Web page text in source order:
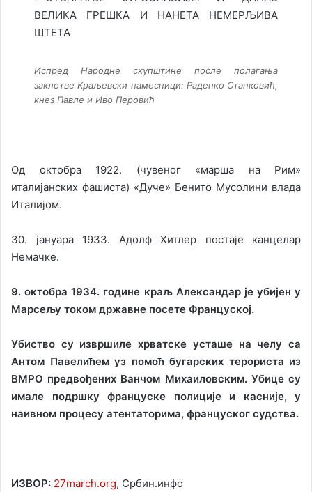
Испред Народне скупштине после полагања
заклетве Краљевски намесници: Раденко Станковић,
кнез Павле и Иво Перовић
Од октобра 1922. (чувеног «марша на Рим»
италијанских фашиста) «Дуче» Бенито Мусолини влада
Италијом.
30. јануара 1933. Адолф Хитлер постаје канцелар
Немачке.
9. октобра 1934. године краљ Александар је убијен у
Марсељу током државне посете Француској.
Убиство су извршиле хрватске усташе на челу са
Антом Павелићем уз помоћ бугарских терориста из
ВМРО предвођених Ванчом Михаиловским. Убице су
имале подршку француске полиције и касније, у
наивном процесу атентаторима, француског судства.
ИЗВОР: 27march.org, Србин.инфо